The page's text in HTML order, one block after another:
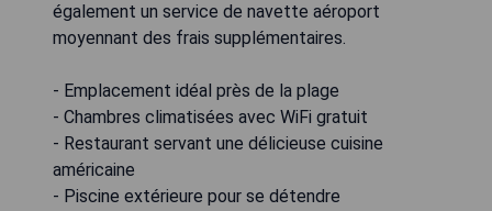
également un service de navette aéroport
moyennant des frais supplémentaires.
- Emplacement idéal près de la plage
- Chambres climatisées avec WiFi gratuit
- Restaurant servant une délicieuse cuisine
américaine
- Piscine extérieure pour se détendre